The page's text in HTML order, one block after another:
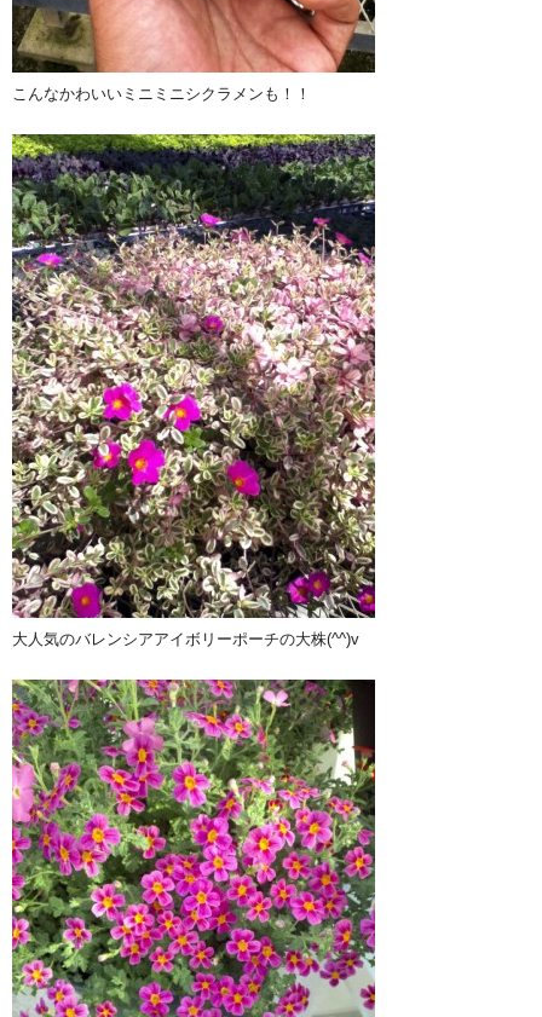
こんなかわいいミニミニシクラメンも！！
大人気のバレンシアアイボリーポーチの大株(^^)v